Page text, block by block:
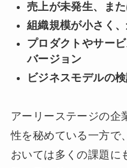
売上が未発生、ま
組織規模が小さく
プロダクトやサー
バージョン
ビジネスモデルの
アーリーステージの企
性を秘めている一方で
おいては多くの課題に